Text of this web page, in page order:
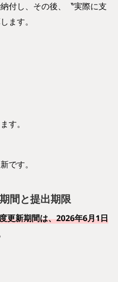
付し、その後、〝実際に支
ます。
す。
です。
間と提出期限
更新期間は、2026年6月1日